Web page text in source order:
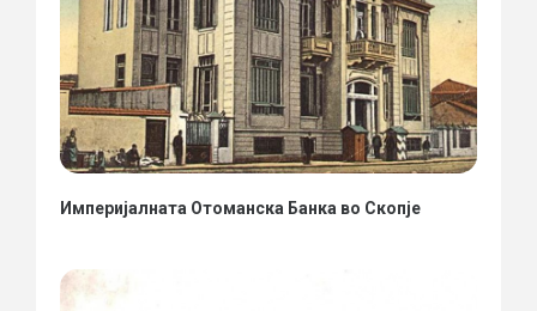
Империјалната Отоманска Банка во Скопје